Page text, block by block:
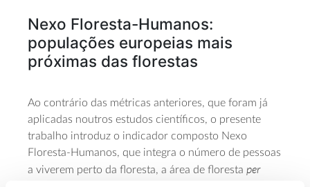
Nexo Floresta-Humanos:
populações europeias mais
próximas das florestas
Ao contrário das métricas anteriores, que foram já
aplicadas noutros estudos científicos, o presente
trabalho introduz o indicador composto Nexo
Floresta-Humanos, que integra o número de pessoas
a viverem perto da floresta, a área de floresta per